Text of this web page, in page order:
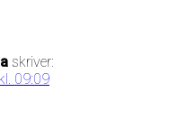
skriver:
09:09